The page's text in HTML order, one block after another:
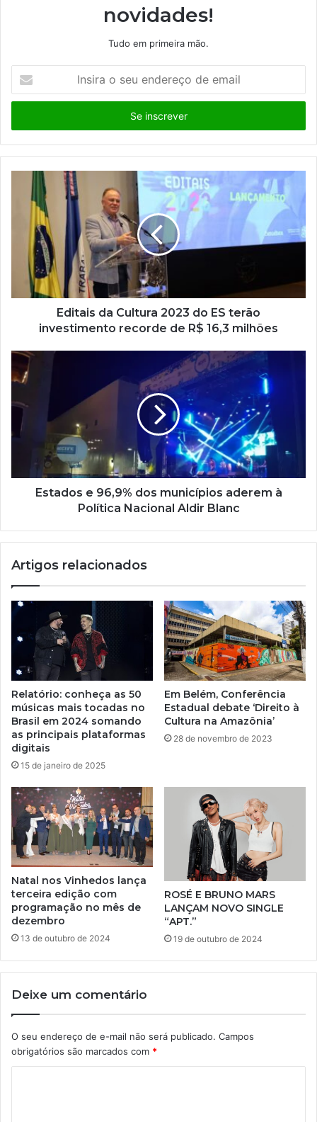
novidades!
Tudo em primeira mão.
s
r
a
e
e
m
a
Editais da Cultura 2023 do ES terão
investimento recorde de R$ 16,3 milhões
Estados e 96,9% dos municípios aderem à
Política Nacional Aldir Blanc
Artigos relacionados
Relatório: conheça as 50
músicas mais tocadas no
Brasil em 2024 somando
as principais plataformas
digitais
15 de janeiro de 2025
Em Belém, Conferência
Estadual debate ‘Direito à
Cultura na Amazônia’
28 de novembro de 2023
Natal nos Vinhedos lança
terceira edição com
programação no mês de
dezembro
13 de outubro de 2024
ROSÉ E BRUNO MARS
LANÇAM NOVO SINGLE
“APT.”
19 de outubro de 2024
Deixe um comentário
O seu endereço de e-mail não será publicado. Campos
obrigatórios são marcados com *